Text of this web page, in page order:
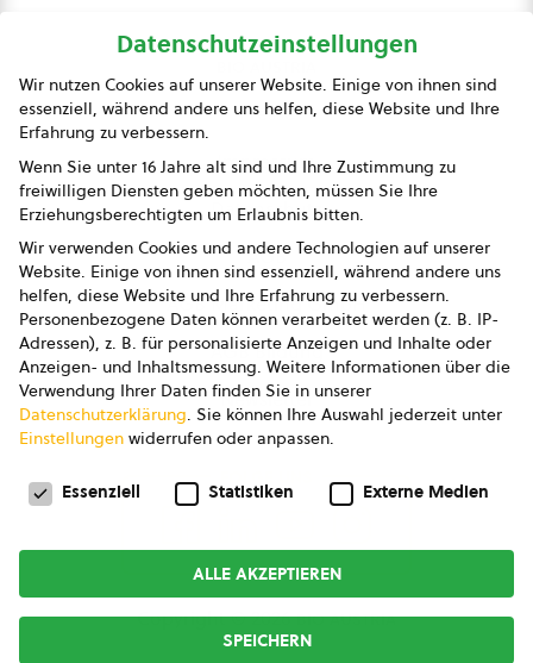
Presse
Impressum
Datenschutz
AGB
AGB Marketing GmbH
AGB Bildung
Newsletter
Copyright © 2026bio austria
Datenschutzeinstellungen
Wir nutzen Cookies auf unserer Website. Einige von ihnen sind
essenziell, während andere uns helfen, diese Website und Ihre
Erfahrung zu verbessern.
Wenn Sie unter 16 Jahre alt sind und Ihre Zustimmung zu
freiwilligen Diensten geben möchten, müssen Sie Ihre
Erziehungsberechtigten um Erlaubnis bitten.
Wir verwenden Cookies und andere Technologien auf unserer
Website. Einige von ihnen sind essenziell, während andere uns
helfen, diese Website und Ihre Erfahrung zu verbessern.
Personenbezogene Daten können verarbeitet werden (z. B. IP-
Adressen), z. B. für personalisierte Anzeigen und Inhalte oder
Anzeigen- und Inhaltsmessung. Weitere Informationen über die
Verwendung Ihrer Daten finden Sie in unserer
Datenschutzerklärung. Sie können Ihre Auswahl jederzeit unter
Einstellungen widerrufen oder anpassen.
Datenschutzeinstellungen
Essenziell Statistiken Externe Medien
ALLE AKZEPTIEREN
SPEICHERN